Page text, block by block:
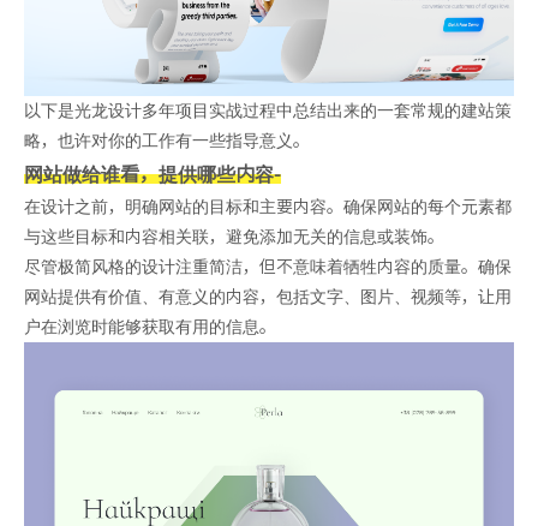
以下是光龙设计多年项目实战过程中总结出来的一套常规的建站策
略，也许对你的工作有一些指导意义。
网站做给谁看，提供哪些内容-
在设计之前，明确网站的目标和主要内容。确保网站的每个元素都
与这些目标和内容相关联，避免添加无关的信息或装饰。
尽管极简风格的设计注重简洁，但不意味着牺牲内容的质量。确保
网站提供有价值、有意义的内容，包括文字、图片、视频等，让用
户在浏览时能够获取有用的信息。